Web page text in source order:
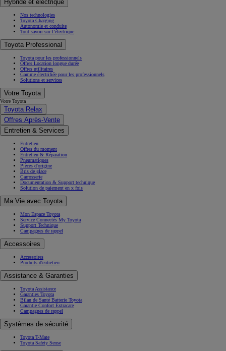
Hybride et électrique
Nos technologies
Toyota Charging
Autonomie et conduite
Tout savoir sur l’électrique
Toyota Professional
Toyota pour les professionnels
Offres Location longue durée
Offres utilitaires
Gamme électrifiée pour les professionnels
Solutions et services
Votre Toyota
Votre Toyota
Toyota Relax
Offres Après-Vente
Entretien & Services
Entretien
Offres du moment
Entretien & Réparation
Pneumatiques
Pièces d'origine
Bris de glace
Carrosserie
Documentation & Support technique
Solution de paiement en x fois
Ma Vie avec Toyota
Mon Espace Toyota
Service Connectés My Toyota
Support Technique
Campagnes de rappel
Accessoires
Accessoires
Produits d'entretien
Assistance & Garanties
Toyota Assistance
Garanties Toyota
Bilan de Santé Batterie Toyota
Garantie Confort Extracare
Campagnes de rappel
Systèmes de sécurité
Toyota T-Mate
Toyota Safety Sense